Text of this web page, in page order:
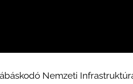
Nemzeti